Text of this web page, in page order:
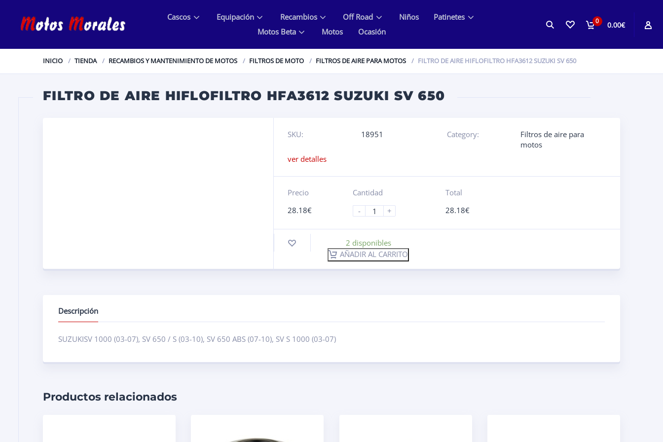
0 0.00€
Cascos Equipación Recambios Off Road Niños
Patinetes
Motos Beta
Motos Ocasión
INICIO TIENDA RECAMBIOS Y MANTENIMIENTO DE MOTOS FILTROS DE MOTO FILTROS DE AIRE PARA MOTOS FILTRO DE AIRE HIFLOFILTRO HFA3612 SUZUKI SV 650
FILTRO DE AIRE HIFLOFILTRO HFA3612 SUZUKI SV 650
SKU: 18951 Category:
Filtros de aire para
motos
ver detalles
Precio
28.18€
Cantidad
-
+
Total
28.18€
2 disponibles
AÑADIR AL CARRITO
Descripción
SUZUKISV 1000 (03-07), SV 650 / S (03-10), SV 650 ABS (07-10), SV S 1000 (03-07)
Productos relacionados